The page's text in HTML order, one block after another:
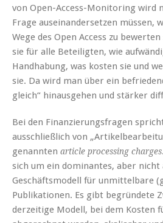
von Open-Access-Monitoring wird
Frage auseinandersetzen müssen,
Wege des Open Access zu
sie für alle Beteiligten, wie
Handhabung, was kosten sie und
sie. Da wird man über ein
gleich“ hinausgehen und stärker
Bei den Finanzierungsfragen
ausschließlich von
genannten article processing charges
sich um ein dominantes, aber
Geschäftsmodell für unmittelbare
Publikationen. Es gibt begründete
derzeitige Modell, bei dem Kosten